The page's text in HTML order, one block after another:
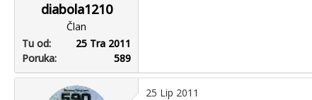
diabola1210
Član
Tu od
25 Tra 2011
Poruka
589
25 Lip 2011